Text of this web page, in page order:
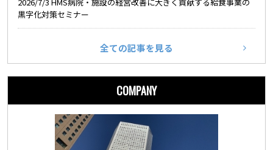
2026/7/3 HMS病院・施設の経営改善に大きく貢献する給食事業の
黒字化対策セミナー
全ての記事を見る
COMPANY